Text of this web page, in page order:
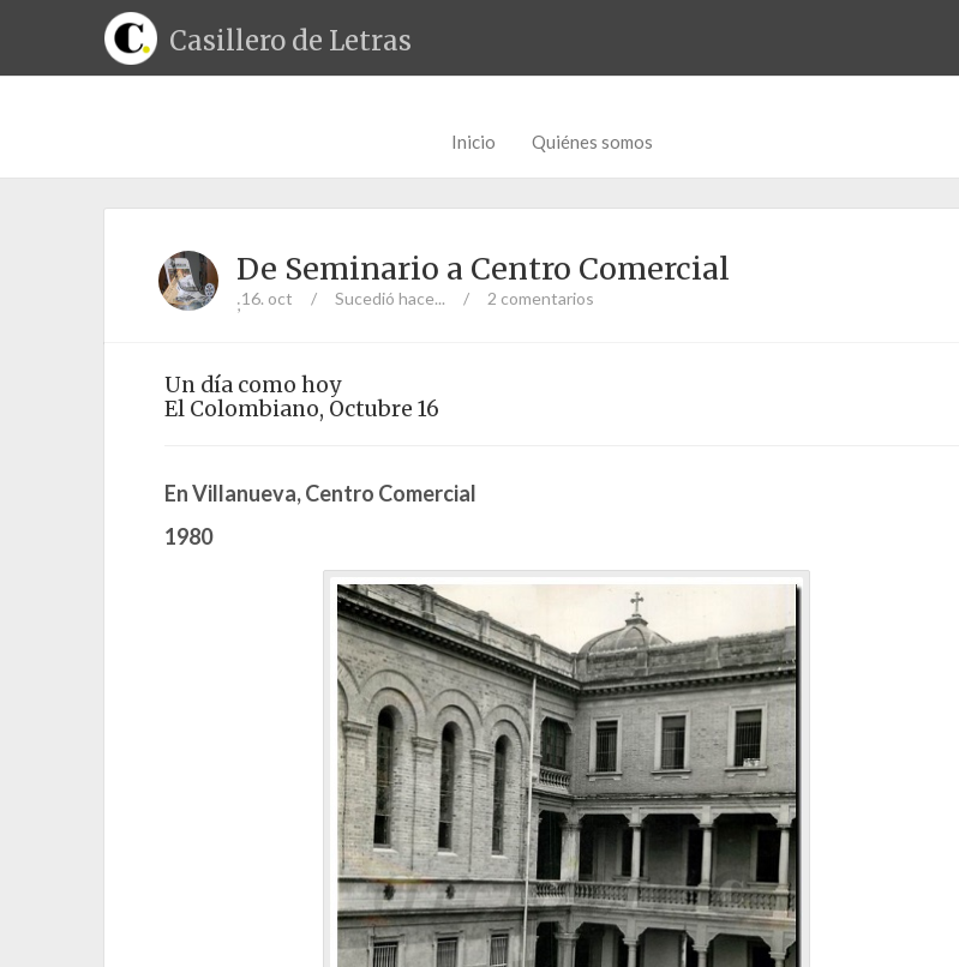
Casillero de Letras
Inicio Quiénes somos
De Seminario a Centro Comercial
;16. oct / Sucedió hace... / 2 comentarios
Un día como hoy
El Colombiano, Octubre 16
En Villanueva, Centro Comercial
1980